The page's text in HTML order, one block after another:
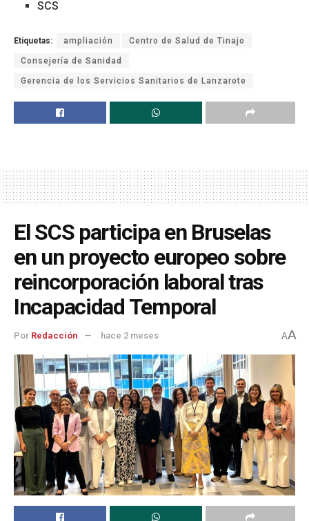
SCS
Etiquetas: ampliación Centro de Salud de Tinajo
Consejería de Sanidad
Gerencia de los Servicios Sanitarios de Lanzarote
El SCS participa en Bruselas
en un proyecto europeo sobre
reincorporación laboral tras
Incapacidad Temporal
Por Redacción hace 2 meses AA